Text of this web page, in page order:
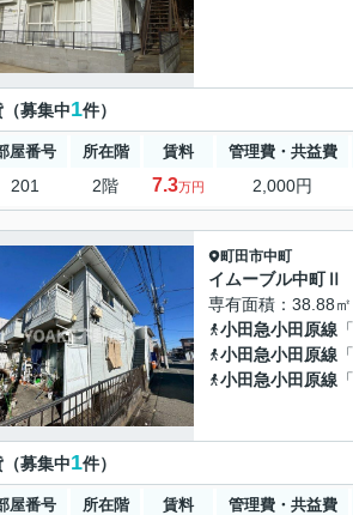
募集中1件）
屋番号 所在階 賃料 管理費・共益費
201 2階 7.3万円 2,000円
町田市中町
イムーブル中町Ⅱ
専有面積
38.88㎡
小田急小田原線 「
小田急小田原線 「
小田急小田原線 「
募集中1件）
屋番号 所在階 賃料 管理費・共益費